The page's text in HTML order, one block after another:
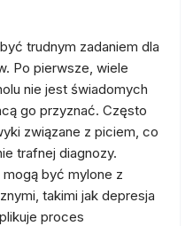
trudnym zadaniem dla
Po pierwsze, wiele
nie jest świadomych
go przyznać. Często
związane z piciem, co
trafnej diagnozy.
być mylone z
takimi jak depresja
proces